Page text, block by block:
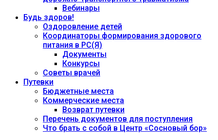
Вебинары
Будь здоров!
Оздоровление детей
Координаторы формирования здорового
питания в РС(Я)
Документы
Конкурсы
Советы врачей
Путевки
Бюджетные места
Коммерческие места
Возврат путевки
Перечень документов для поступления
Что брать с собой в Центр «Сосновый бор»